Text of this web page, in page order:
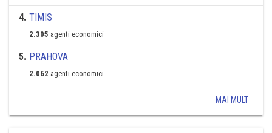
4. TIMIS
2.305 agenti economici
5. PRAHOVA
2.062 agenti economici
MAI MULT